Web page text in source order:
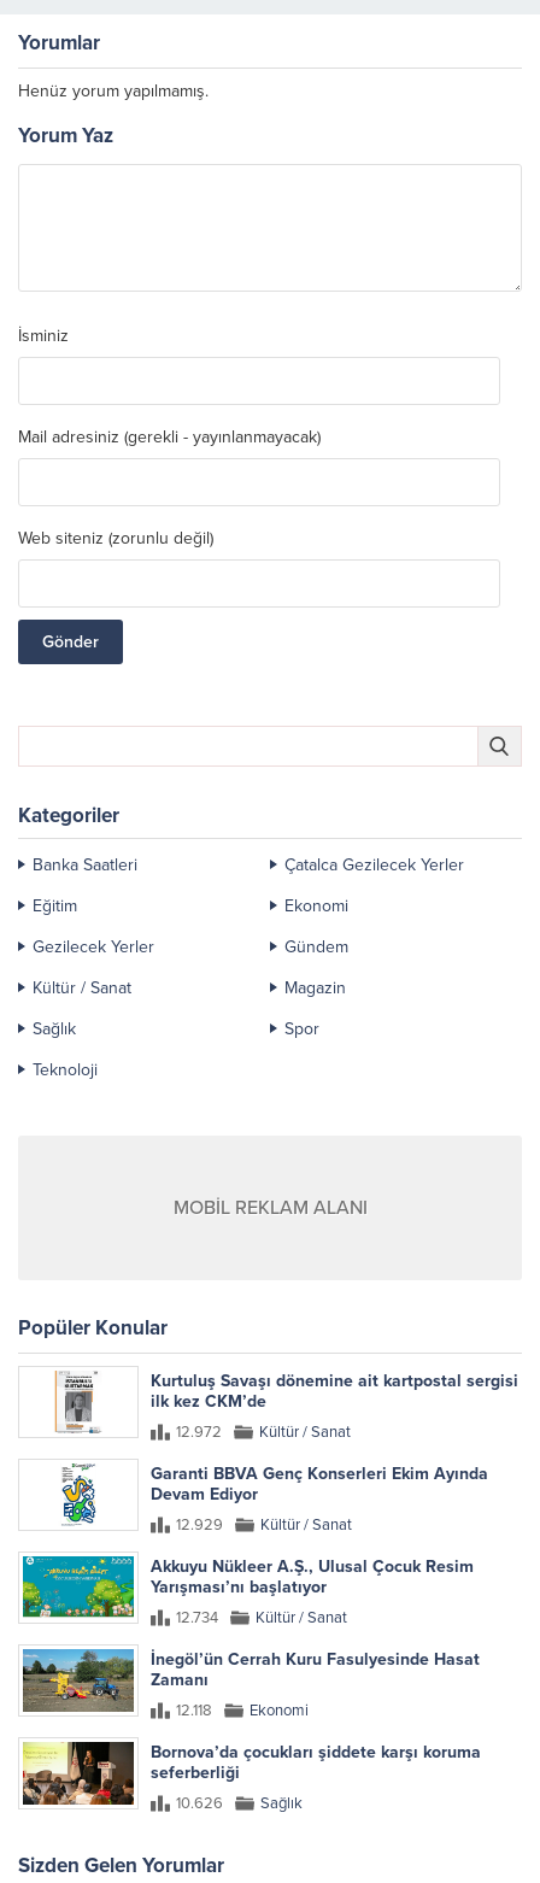
Yorumlar
Henüz yorum yapılmamış.
Yorum Yaz
İsminiz
Mail adresiniz (gerekli - yayınlanmayacak)
Web siteniz (zorunlu değil)
Kategoriler
Banka Saatleri
Çatalca Gezilecek Yerler
Eğitim
Ekonomi
Gezilecek Yerler
Gündem
Kültür / Sanat
Magazin
Sağlık
Spor
Teknoloji
MOBİL REKLAM ALANI
Popüler Konular
Kurtuluş Savaşı dönemine ait kartpostal sergisi
ilk kez CKM’de
12.972 Kültür / Sanat
Garanti BBVA Genç Konserleri Ekim Ayında
Devam Ediyor
12.929 Kültür / Sanat
Akkuyu Nükleer A.Ş., Ulusal Çocuk Resim
Yarışması’nı başlatıyor
12.734 Kültür / Sanat
İnegöl’ün Cerrah Kuru Fasulyesinde Hasat
Zamanı
12.118 Ekonomi
Bornova’da çocukları şiddete karşı koruma
seferberliği
10.626 Sağlık
Sizden Gelen Yorumlar